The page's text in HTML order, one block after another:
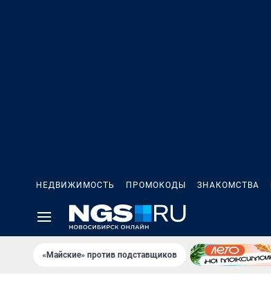
НЕДВИЖИМОСТЬ ПРОМОКОДЫ ЗНАКОМСТВА
«Майские» против подставщиков